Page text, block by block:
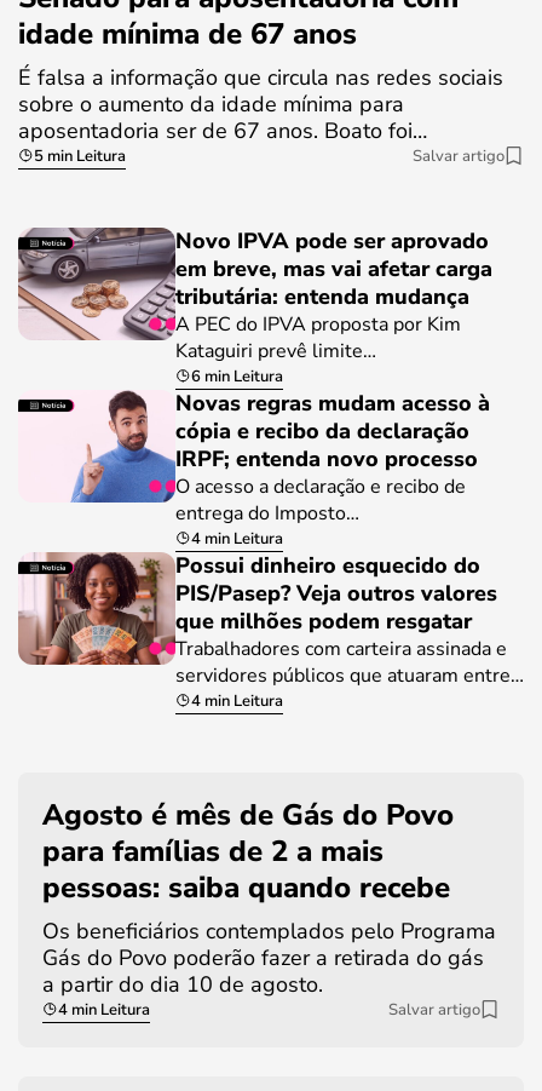
idade mínima de 67 anos
É falsa a informação que circula nas redes sociais
sobre o aumento da idade mínima para
aposentadoria ser de 67 anos. Boato foi…
5 min Leitura Salvar artigo
Novo IPVA pode ser aprovado
em breve, mas vai afetar carga
tributária: entenda mudança
A PEC do IPVA proposta por Kim
Kataguiri prevê limite…
6 min Leitura
Novas regras mudam acesso à
cópia e recibo da declaração
IRPF; entenda novo processo
O acesso a declaração e recibo de
entrega do Imposto…
4 min Leitura
Possui dinheiro esquecido do
PIS/Pasep? Veja outros valores
que milhões podem resgatar
Trabalhadores com carteira assinada e
servidores públicos que atuaram entre…
4 min Leitura
Agosto é mês de Gás do Povo
para famílias de 2 a mais
pessoas: saiba quando recebe
Os beneficiários contemplados pelo Programa
Gás do Povo poderão fazer a retirada do gás
a partir do dia 10 de agosto.
4 min Leitura Salvar artigo